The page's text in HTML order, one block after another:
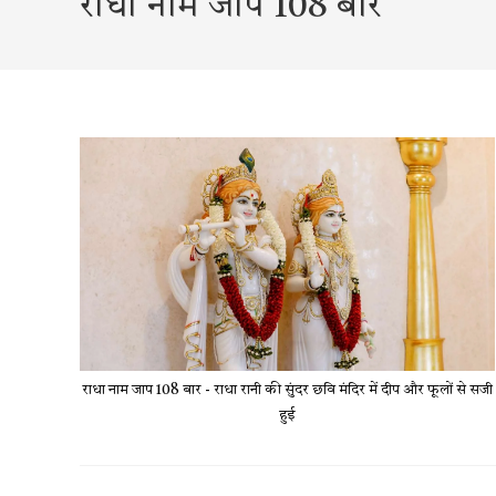
राधा नाम जाप 108 बार
राधा नाम जाप 108 बार - राधा रानी की सुंदर छवि मंदिर में दीप और फूलों से सजी
हुई